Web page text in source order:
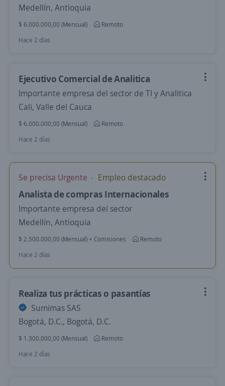
Medellín, Antioquia
$ 6.000.000,00 (Mensual)
Remoto
Hace 2 días
Ejecutivo Comercial de Analitica
Importante empresa del sector de TI y Analitica
Cali, Valle del Cauca
$ 6.000.000,00 (Mensual)
Remoto
Hace 2 días
Se precisa Urgente Empleo destacado
Analista de compras Internacionales
Importante empresa del sector
Medellín, Antioquia
$ 2.500.000,00 (Mensual) + Comisiones
Remoto
Hace 2 días
Realiza tus prácticas o pasantías
Sumimas SAS
Bogotá, D.C., Bogotá, D.C.
$ 1.300.000,00 (Mensual)
Remoto
Hace 2 días